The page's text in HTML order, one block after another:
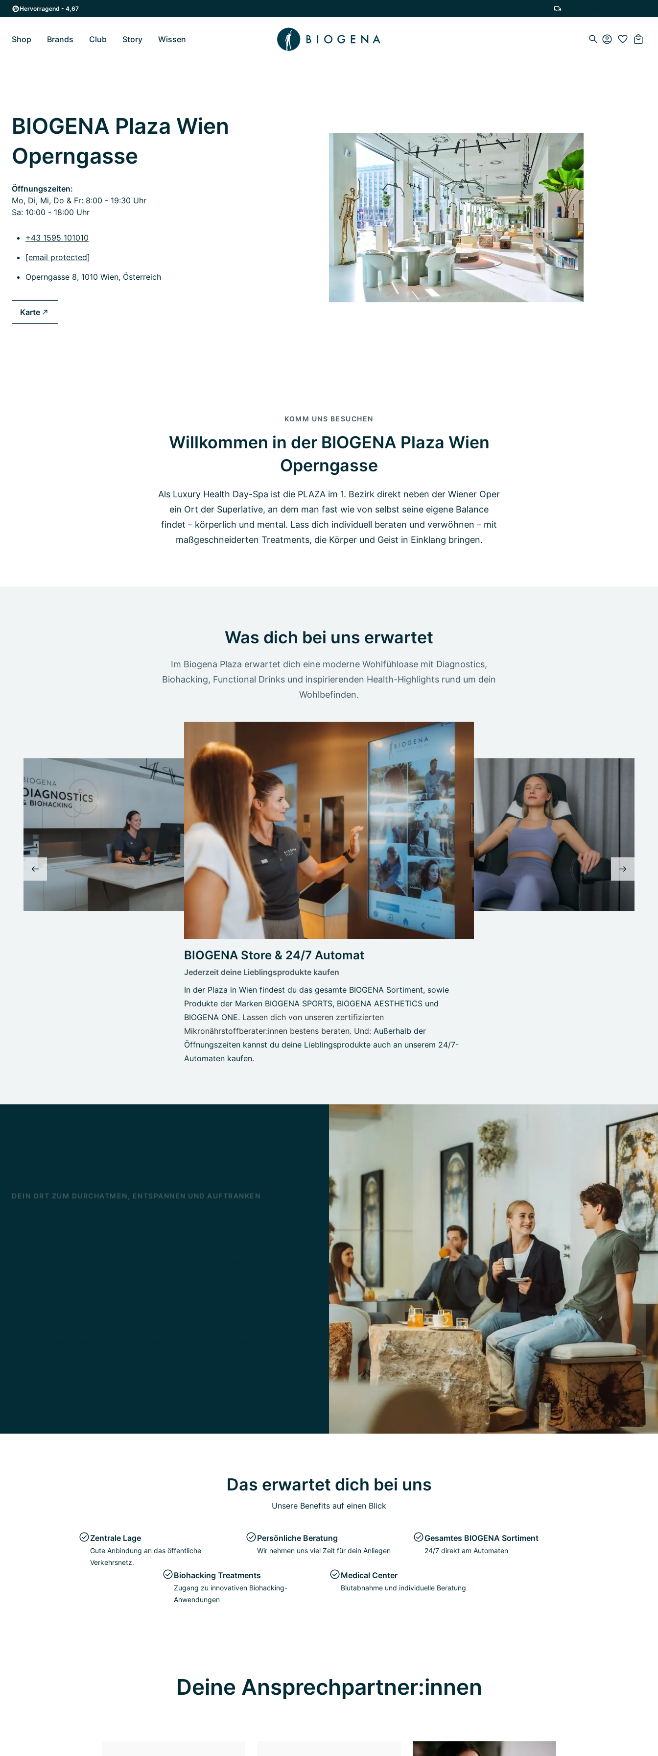
Zum Hauptinhalt springen
Zur Hauptnavigation springen
Hervorragend - 4,67
Shop Zum Untermenü Shop umschalten
Brands Zum Untermenü Brands umschalten
Club Zum Untermenü Club umschalten
Story Zum Untermenü Story umschalten
Wissen Zum Untermenü Wissen umschalten
BIOGENA Plaza Wien
Operngasse
Öffnungszeiten:
Mo, Di, Mi, Do & Fr: 8:00 - 19:30 Uhr
Sa: 10:00 - 18:00 Uhr
+43 1595 101010
[email protected]
Operngasse 8, 1010 Wien, Österreich
Karte
KOMM UNS BESUCHEN
Willkommen in der BIOGENA Plaza Wien
Operngasse
Als Luxury Health Day-Spa ist die PLAZA im 1. Bezirk direkt neben der Wiener Oper
ein Ort der Superlative, an dem man fast wie von selbst seine eigene Balance
findet – körperlich und mental. Lass dich individuell beraten und verwöhnen – mit
maßgeschneiderten Treatments, die Körper und Geist in Einklang bringen.
Was dich bei uns erwartet
Im Biogena Plaza erwartet dich eine moderne Wohlfühloase mit Diagnostics,
Biohacking, Functional Drinks und inspirierenden Health-Highlights rund um dein
Wohlbefinden.
BIOGENA Store & 24/7 Automat
Jederzeit deine Lieblingsprodukte kaufen
In der Plaza in Wien findest du das gesamte BIOGENA Sortiment, sowie
Produkte der Marken BIOGENA SPORTS, BIOGENA AESTHETICS und
BIOGENA ONE. Lassen dich von unseren zertifizierten
Mikronährstoffberater:innen bestens beraten. Und: Außerhalb der
Öffnungszeiten kannst du deine Lieblingsprodukte auch an unserem 24/7-
Automaten kaufen.
DEIN ORT ZUM DURCHATMEN, ENTSPANNEN UND AUFTRANKEN
Das erwartet dich bei uns
Unsere Benefits auf einen Blick
Zentrale Lage
Gute Anbindung an das öffentliche
Verkehrsnetz.
Persönliche Beratung
Wir nehmen uns viel Zeit für dein Anliegen
Gesamtes BIOGENA Sortiment
24/7 direkt am Automaten
Biohacking Treatments
Zugang zu innovativen Biohacking-
Anwendungen
Medical Center
Blutabnahme und individuelle Beratung
Deine Ansprechpartner:innen